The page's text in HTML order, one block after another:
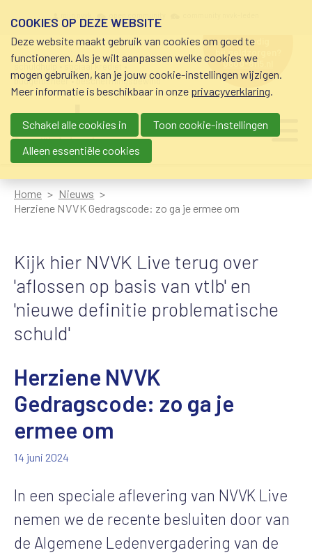
schuldhulp • sociaal krediet •
budgetbeheer • beschermingsbewind
hulp nodig
bij geldzorgen?
0800-8115.nl
Main navigation
Home
Nieuws
Herziene NVVK Gedragscode: zo ga je ermee om
Kijk hier NVVK Live terug over
'aflossen op basis van vtlb' en
'nieuwe definitie problematische
schuld'
Herziene NVVK
Gedragscode: zo ga je
ermee om
14 juni 2024
In een speciale aflevering van NVVK Live
nemen we de recente besluiten door van
de Algemene Ledenvergadering van de
COOKIES OP DEZE WEBSITE
Deze website maakt gebruik van cookies om goed te
functioneren. Als je wilt aanpassen welke cookies we
mogen gebruiken, kan je jouw cookie-instellingen wijzigen.
Meer informatie is beschikbaar in onze privacyverklaring.
Schakel alle cookies in
Toon cookie-instellingen
Alleen essentiële cookies